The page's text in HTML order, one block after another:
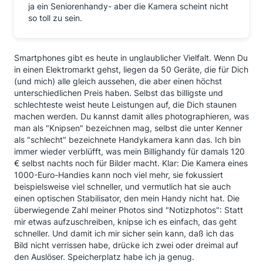
ja ein Seniorenhandy- aber die Kamera scheint nicht
so toll zu sein.
Smartphones gibt es heute in unglaublicher Vielfalt. Wenn Du
in einen Elektromarkt gehst, liegen da 50 Geräte, die für Dich
(und mich) alle gleich aussehen, die aber einen höchst
unterschiedlichen Preis haben. Selbst das billigste und
schlechteste weist heute Leistungen auf, die Dich staunen
machen werden. Du kannst damit alles photographieren, was
man als "Knipsen" bezeichnen mag, selbst die unter Kenner
als "schlecht" bezeichnete Handykamera kann das. Ich bin
immer wieder verblüfft, was mein Billighandy für damals 120
€ selbst nachts noch für Bilder macht. Klar: Die Kamera eines
1000-Euro-Handies kann noch viel mehr, sie fokussiert
beispielsweise viel schneller, und vermutlich hat sie auch
einen optischen Stabilisator, den mein Handy nicht hat. Die
überwiegende Zahl meiner Photos sind "Notizphotos": Statt
mir etwas aufzuschreiben, knipse ich es einfach, das geht
schneller. Und damit ich mir sicher sein kann, daß ich das
Bild nicht verrissen habe, drücke ich zwei oder dreimal auf
den Auslöser. Speicherplatz habe ich ja genug.